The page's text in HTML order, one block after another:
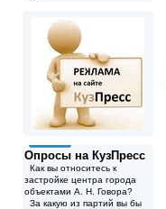
Опросы на КузПресс
Как вы относитесь к
застройке центра города
объектами А. Н. Говора?
За какую из партий вы бы